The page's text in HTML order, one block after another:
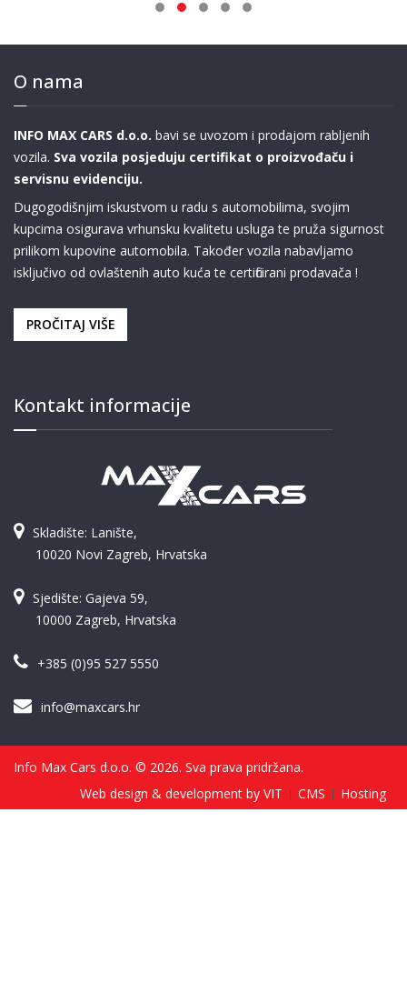
O nama
INFO MAX CARS d.o.o. bavi se uvozom i prodajom rabljenih
vozila. Sva vozila posjeduju certifikat o proizvođaču i
servisnu evidenciju.
Dugogodišnjim iskustvom u radu s automobilima, svojim
kupcima osigurava vrhunsku kvalitetu usluga te pruža sigurnost
prilikom kupovine automobila. Također vozila nabavljamo
isključivo od ovlaštenih auto kuća te certificirani prodavača !
PROČITAJ VIŠE
Kontakt informacije
Skladište: Lanište,
10020 Novi Zagreb, Hrvatska
Sjedište: Gajeva 59,
10000 Zagreb, Hrvatska
+385 (0)95 527 5550
info@maxcars.hr
Info Max Cars d.o.o. © 2026. Sva prava pridržana.
Web design & development by VIT
CMS Hosting